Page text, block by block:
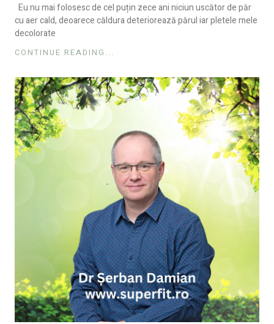
Eu nu mai folosesc de cel puțin zece ani niciun uscător de păr
cu aer cald, deoarece căldura deteriorează părul iar pletele mele
decolorate
CONTINUE READING...